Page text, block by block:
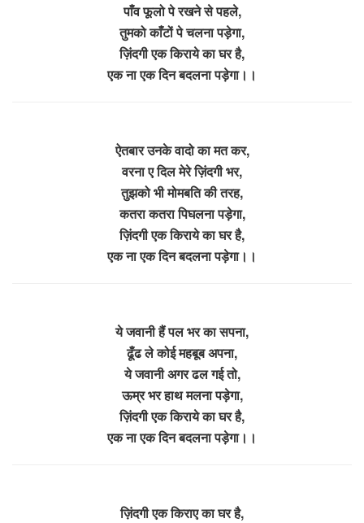
पाँव फूलो पे रखने से पहले,
तुमको काँटों पे चलना पड़ेगा,
ज़िंदगी एक किराये का घर है,
एक ना एक दिन बदलना पड़ेगा।।
ऐतबार उनके वादो का मत कर,
वरना ए दिल मेरे ज़िंदगी भर,
तुझको भी मोमबति की तरह,
कतरा कतरा पिघलना पड़ेगा,
ज़िंदगी एक किराये का घर है,
एक ना एक दिन बदलना पड़ेगा।।
ये जवानी हैं पल भर का सपना,
ढूँढ ले कोई महबूब अपना,
ये जवानी अगर ढल गई तो,
ऊम्र भर हाथ मलना पड़ेगा,
ज़िंदगी एक किराये का घर है,
एक ना एक दिन बदलना पड़ेगा।।
ज़िंदगी एक किराए का घर है,